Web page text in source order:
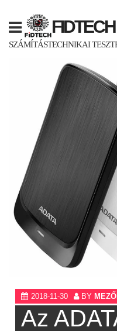
content
FIDTECH
SZÁMÍTÁSTECHNIKAI
2018-11-30 BY
Az